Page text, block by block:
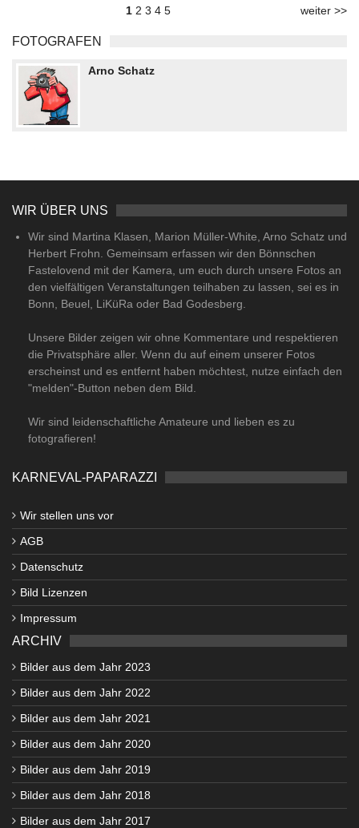
1 2 3 4 5 weiter >>
FOTOGRAFEN
Arno Schatz
WIR ÜBER UNS
Wir sind Martina Klasen, Marion Müller-White, Arno Schatz und
Herbert Frohn. Gemeinsam erfassen wir den Bönnschen
Fastelovend mit der Kamera, um euch durch unsere Fotos an
den vielfältigen Veranstaltungen teilhaben zu lassen, sei es in
Bonn, Beuel, LiKüRa oder Bad Godesberg.
Unsere Bilder zeigen wir ohne Kommentare und respektieren
die Privatsphäre aller. Wenn du auf einem unserer Fotos
erscheinst und es entfernt haben möchtest, nutze einfach den
"melden"-Button neben dem Bild.
Wir sind leidenschaftliche Amateure und lieben es zu
fotografieren!
KARNEVAL-PAPARAZZI
Wir stellen uns vor
AGB
Datenschutz
Bild Lizenzen
Impressum
ARCHIV
Bilder aus dem Jahr 2023
Bilder aus dem Jahr 2022
Bilder aus dem Jahr 2021
Bilder aus dem Jahr 2020
Bilder aus dem Jahr 2019
Bilder aus dem Jahr 2018
Bilder aus dem Jahr 2017